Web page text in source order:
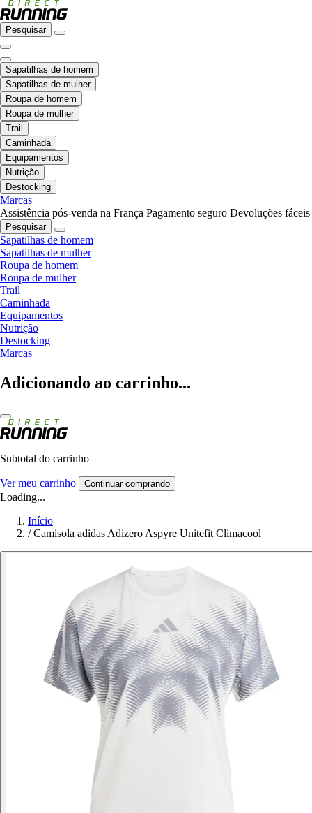
Pesquisar
Sapatilhas de homem
Sapatilhas de mulher
Roupa de homem
Roupa de mulher
Trail
Caminhada
Equipamentos
Nutrição
Destocking
Marcas
Assistência pós-venda na França Pagamento seguro Devoluções fáceis
Pesquisar
Sapatilhas de homem
Sapatilhas de mulher
Roupa de homem
Roupa de mulher
Trail
Caminhada
Equipamentos
Nutrição
Destocking
Marcas
Adicionando ao carrinho...
Subtotal do carrinho
Ver meu carrinho Continuar comprando
Loading...
Início
/ Camisola adidas Adizero Aspyre Unitefit Climacool